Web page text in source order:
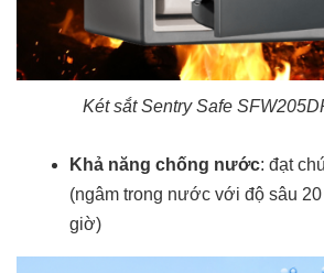
Két sắt Sentry Safe
Khả năng chống nước: đạt
(ngâm trong nước với độ sâu
giờ)